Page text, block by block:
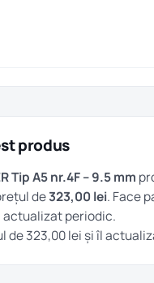
produs
Tip A5 nr.4F – 9.5 mm
de323,00 lei. Face
periodic.
de 323,00 lei și îl